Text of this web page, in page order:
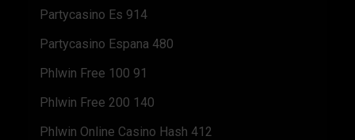
Partycasino Es 914
Partycasino Espana 480
Phlwin Free 100 91
Phlwin Free 200 140
Phlwin Online Casino Hash 412